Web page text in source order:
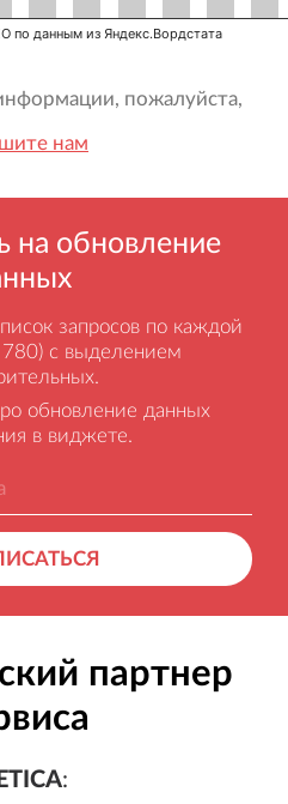
по данным из Яндекс.Вордстата
пожалуйста,
нам
на обновление
запросов по каждой
780) с выделением
обновление данных
в виджете.
партнер
:
лидов, бесплатный